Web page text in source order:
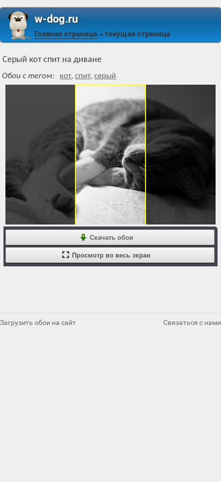
w-dog.ru
Главная страница ⇒ текущая страница
Серый кот спит на диване
Обои с тегом: кот,спит,серый
Скачать обои
Просмотр во весь экран
Загрузить обои на сайт Связаться с нами